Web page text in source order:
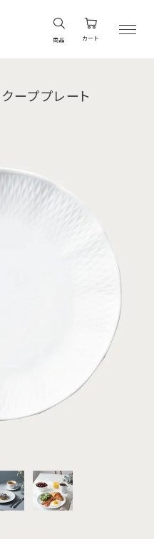
商品 カート
ーププレート